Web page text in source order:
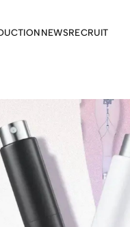
NEWSRECRUIT